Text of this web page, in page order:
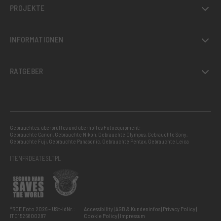
PROJEKTE
INFORMATIONEN
RATGEBER
Gebrauchtes, überprüftes und überholtes Fotoequipment:
Gebrauchte Canon, Gebrauchte Nikon, Gebrauchte Olympus, Gebrauchte Sony,
Gebrauchte Fuji, Gebrauchte Panasonic, Gebrauchte Pentax, Gebrauchte Leica
ITENFRDEATESLTPL
®RCE Foto 2026 – USt-IdNr.:
IT01526800287
Accessibility AGB & Kundeninfos Privacy Policy
Cookie Policy Impressum